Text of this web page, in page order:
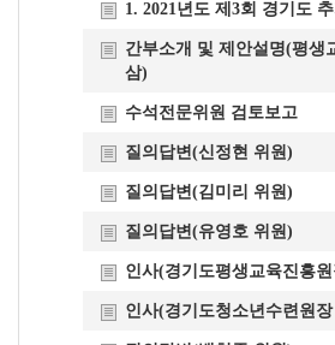
1. 2021년도 제3회 경기도
간부소개 및 제안설명(평생
삼)
수석전문위원 검토보고
질의답변(신정현 위원)
질의답변(김미리 위원)
질의답변(유영호 위원)
인사(경기도평생교육진흥
인사(경기도청소년수련원